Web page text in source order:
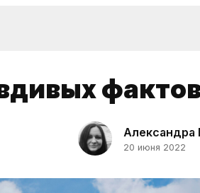
Александра
20 июня 2022